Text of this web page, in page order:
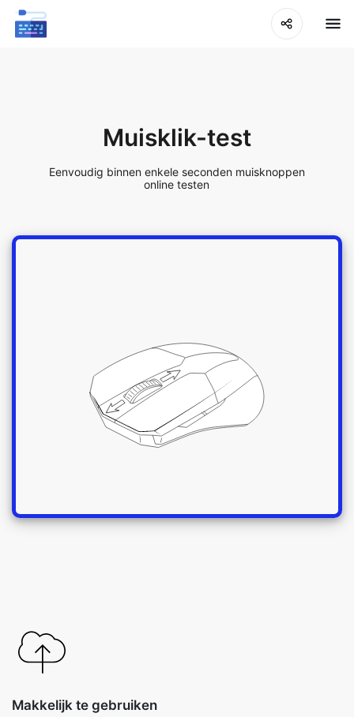
Muisklik-test
Eenvoudig binnen enkele seconden muisknoppen
online testen
Makkelijk te gebruiken